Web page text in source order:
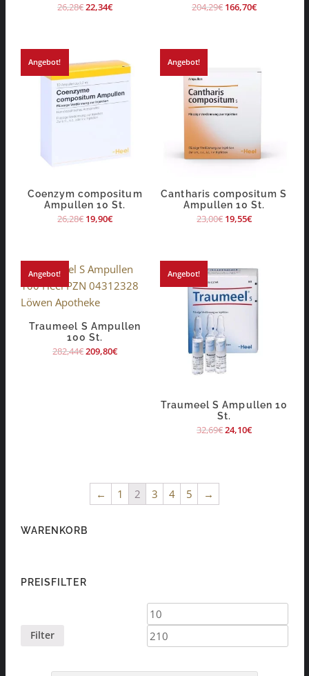
26,28€22,34€ 204,29€ 166,70€
Angebot!
Coenzym compositum
Ampullen 10 St.
26,28€ 19,90€
Angebot!
Cantharis compositum S
Ampullen 10 St.
23,00€ 19,55€
Angebot!
Traumeel S Ampullen
100 St.
282,44€209,80€
Angebot!
Traumeel S Ampullen 10
St.
32,69€24,10€
← 1 2 3 4 5 →
WARENKORB
PREISFILTER
Min.
Preis
Filter